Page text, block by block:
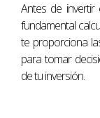
Madrid,
Buenos
Antes de invertir
fundamental
te proporciona
para tomar
de tu inversión.